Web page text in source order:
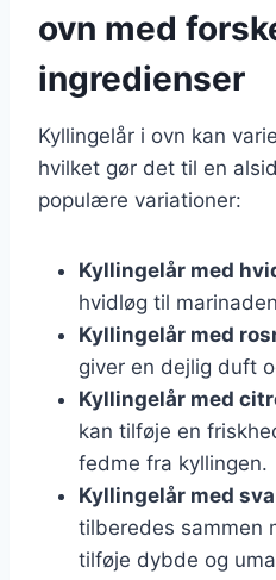
ovn med
ingredienser
Kyllingelår i ovn kan
hvilket gør det til en
populære variationer:
Kyllingelår med
hvidløg til
Kyllingelår med
giver en dejlig duft
Kyllingelår med
kan tilføje en
fedme fra kyllingen.
Kyllingelår med
tilberedes sammen
tilføje dybde og